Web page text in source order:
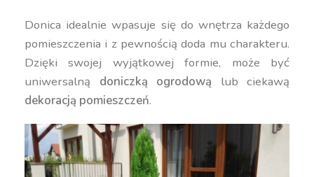
Donica idealnie wpasuje się do wnętrza każdego
pomieszczenia i z pewnością doda mu charakteru.
Dzięki swojej wyjątkowej formie, może być
uniwersalną doniczką ogrodową lub ciekawą
dekoracją pomieszczeń.